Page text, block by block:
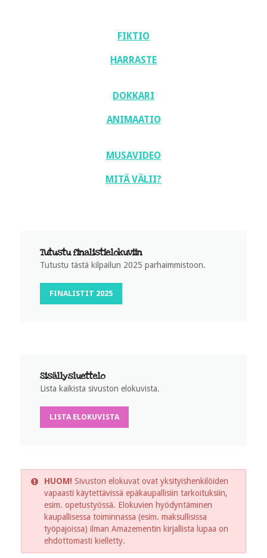
FIKTIO
HARRASTE
DOKKARI
ANIMAATIO
MUSAVIDEO
MITÄ VÄLII?
Tutustu finalistielokuviin
Tutustu tästä kilpailun 2025 parhaimmistoon.
FINALISTIT 2025
Sisällysluettelo
Lista kaikista sivuston elokuvista.
LISTA ELOKUVISTA
HUOM! Sivuston elokuvat ovat yksityishenkilöiden
vapaasti käytettävissä epäkaupallisiin tarkoituksiin,
esim. opetustyössä. Elokuvien hyödyntäminen
kaupallisessa toiminnassa (esim. maksullisissa
työpajoissa) ilman Amazementin kirjallista lupaa on
ehdottomasti kielletty.